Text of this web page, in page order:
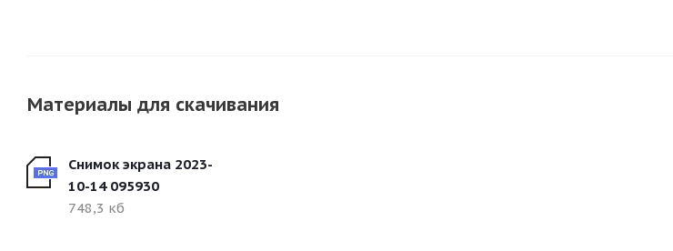
Материалы для скачивания
Снимок экрана 2023-
10-14 095930
748,3 кб